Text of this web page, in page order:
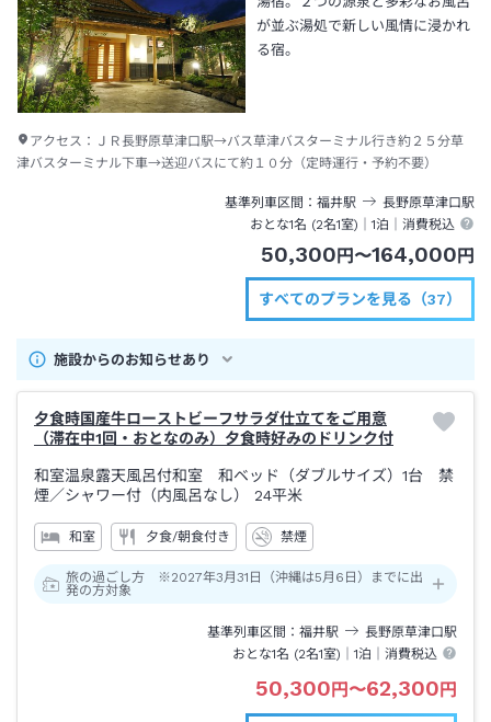
が並ぶ湯処で新しい風情に浸かれ
る宿。
アクセス： ＪＲ長野原草津口駅→バス草津バスターミナル行き約２５分草
津バスターミナル下車→送迎バスにて約１０分（定時運行・予約不要）
基準列車区間 福井駅 長野原草津口駅
おとな1名 (2名1室)｜1泊 ｜消費税込
50,300 円 〜164,000 円
すべてのプランを見る（37）
施設からのお知らせあり
夕食時国産牛ローストビーフサラダ仕立てをご用意
（滞在中1回・おとなのみ）夕食時好みのドリンク付
和室温泉露天風呂付和室 和ベッド（ダブルサイズ）1台 禁
煙／シャワー付（内風呂なし） 24平米
和室 夕食/朝食付き 禁煙
旅の過ごし方 ※2027年3月31日（沖縄は5月6日）までに出
発の方対象
基準列車区間 福井駅 長野原草津口駅
おとな1名 (2名1室)｜1泊 ｜消費税込
50,300 円 〜62,300 円